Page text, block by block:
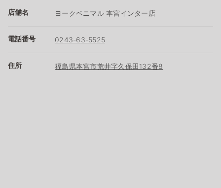
店舗名 ヨークベニマル 本宮インター店
電話番号 0243-63-5525
住所 福島県本宮市荒井字久保田132番8